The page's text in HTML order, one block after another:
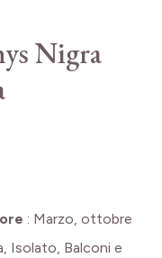
Nigra
: Marzo, ottobre
Isolato, Balconi e